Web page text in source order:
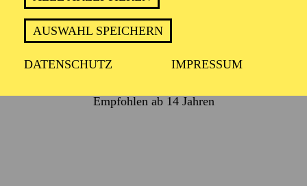
AUSWAHL SPEICHERN
DATENSCHUTZ IMPRESSUM
Empfohlen ab 14 Jahren